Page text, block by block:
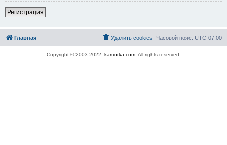
Регистрация
Главная Часовой пояс: UTC-07:00
Удалить cookies
Copyright © 2003-2022, kamorka.com. All rights reserved.